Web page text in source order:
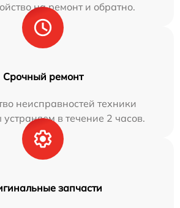
на ремонт и обратно.
Срочный ремонт
неисправностей техники
в течение 2 часов.
запчасти